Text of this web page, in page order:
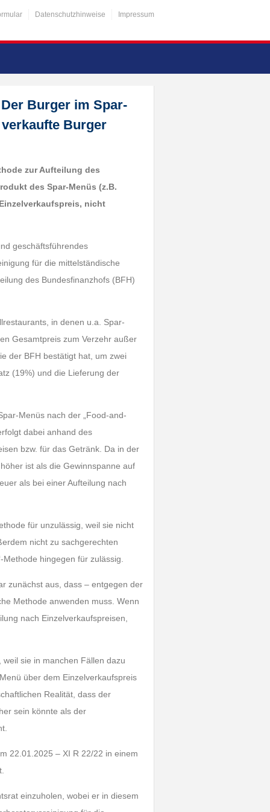
Datenschutzhinweise Impressum
Burger im Spar-
Burger
zur Aufteilung des
des Spar-Menüs (z.B.
nicht
geschäftsführendes
für die mittelständische
des Bundesfinanzhofs (BFH)
in denen u.a. Spar-
Gesamtpreis zum Verzehr außer
der BFH bestätigt hat, um zwei
(19%) und die Lieferung der
Menüs nach der „Food-and-
dabei anhand des
bzw. für das Getränk. Da in der
ist als die Gewinnspanne auf
als bei einer Aufteilung nach
für unzulässig, weil sie nicht
nicht zu sachgerechten
hingegen für zulässig.
zunächst aus, dass – entgegen der
Methode anwenden muss. Wenn
nach Einzelverkaufspreisen,
sie in manchen Fällen dazu
über dem Einzelverkaufspreis
Realität, dass der
sein könnte als der
22.01.2025 – XI R 22/22 in einem
einzuholen, wobei er in diesem